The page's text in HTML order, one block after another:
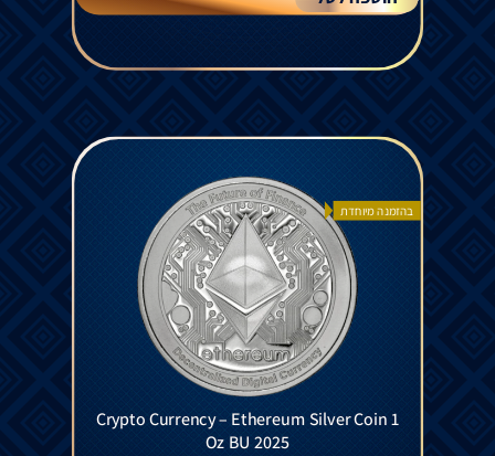
בהזמנה מיוחדת
Crypto Currency – Ethereum Silver Coin 1
Oz BU 2025